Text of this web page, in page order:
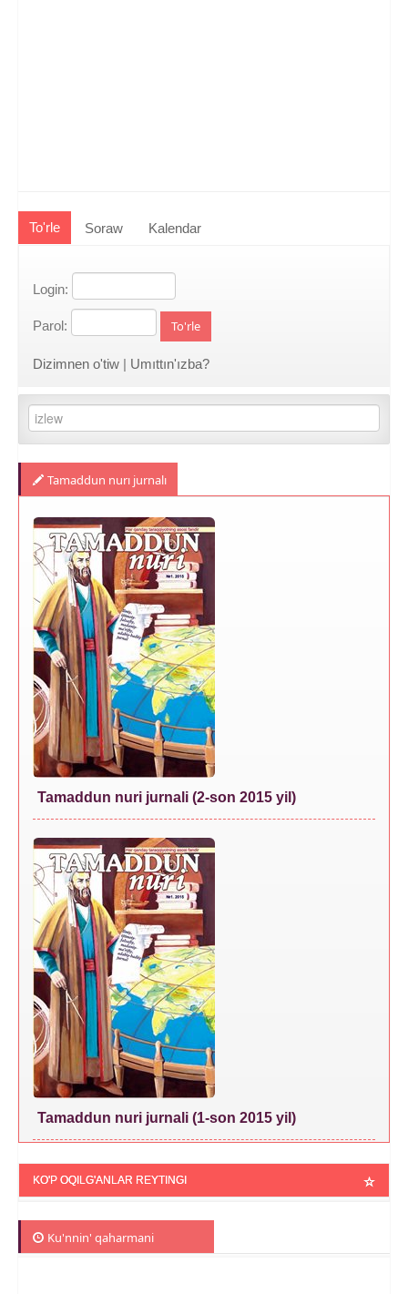
To'rle Soraw Kalendar
Login:
Parol: To'rle
Dizimnen o'tiw Umıttın'ızba?
Tamaddun nurı jurnalı
Tamaddun nuri jurnali (2-son 2015 yil)
Tamaddun nuri jurnali (1-son 2015 yil)
KO'P OQILG'ANLAR REYTINGI
Ku'nnin' qaharmani